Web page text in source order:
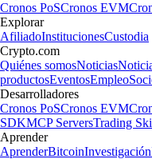
Cronos PoSCronos EVM
Explorar
AfiliadoInstitucionesCustodia
Crypto.com
Quiénes somosNoticias
productosEventosEmpleo
Desarrolladores
Cronos PoSCronos EVM
SDKMCP ServersTrading
Aprender
AprenderBitcoinInvestigación